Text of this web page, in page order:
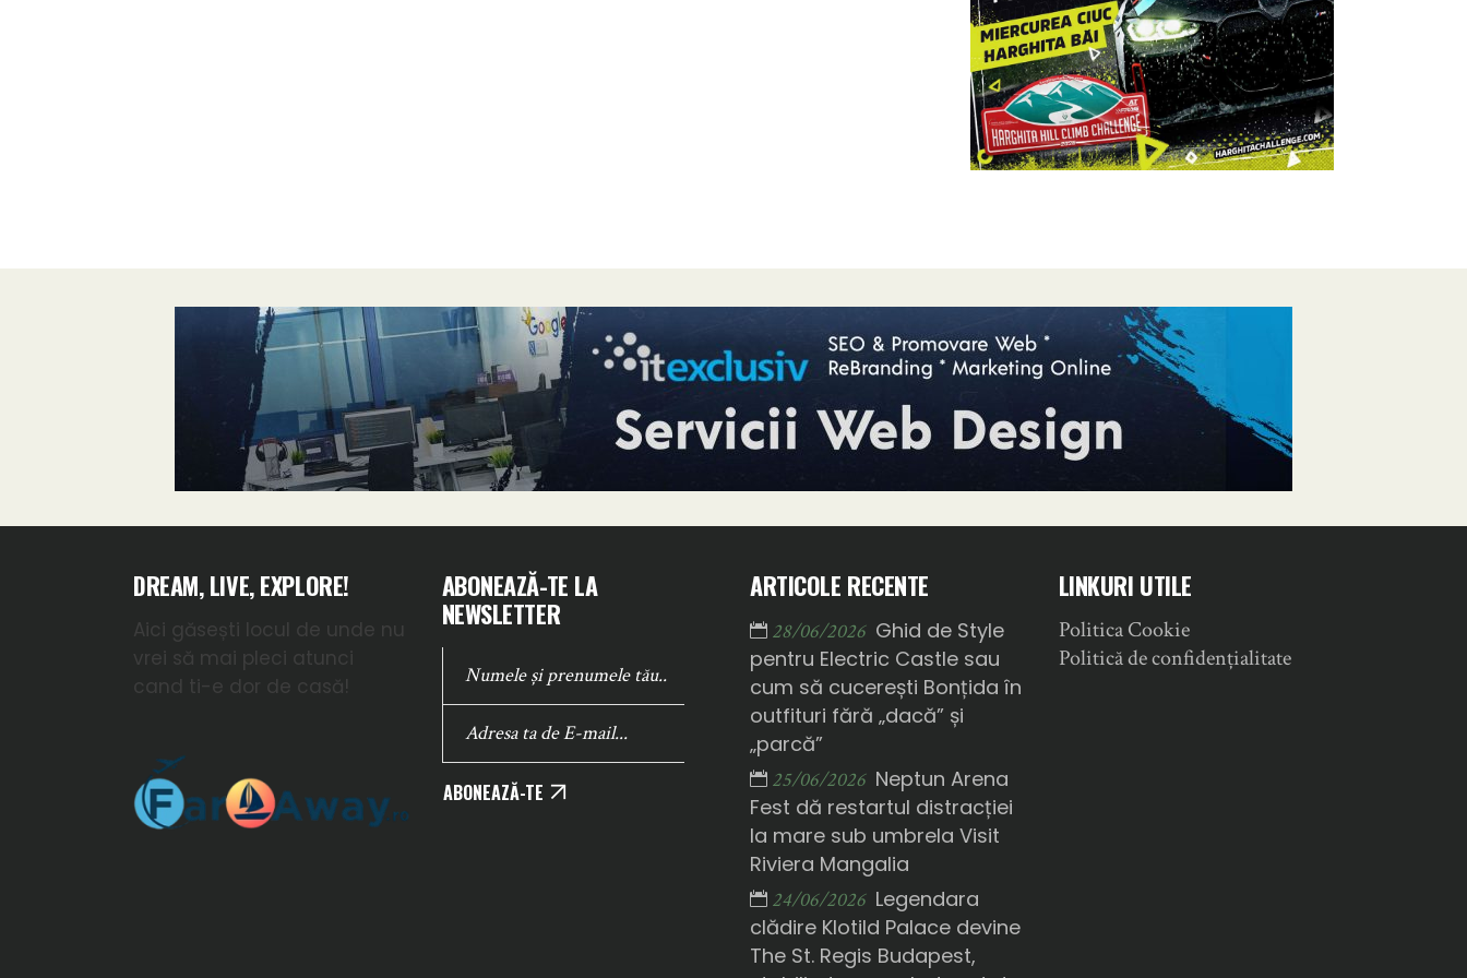
DREAM, LIVE, EXPLORE!
Aici găsești locul de unde nu
vrei să mai pleci atunci
cand ti-e dor de casă!
ABONEAZĂ-TE LA
NEWSLETTER
ABONEAZĂ-TE
ARTICOLE RECENTE
28/06/2026 Ghid de Style
pentru Electric Castle sau
cum să cucerești Bonțida în
outfituri fără „dacă” și
„parcă”
25/06/2026 Neptun Arena
Fest dă restartul distracției
la mare sub umbrela Visit
Riviera Mangalia
24/06/2026 Legendara
clădire Klotild Palace devine
The St. Regis Budapest,
LINKURI UTILE
Politica Cookie
Politică de confidențialitate